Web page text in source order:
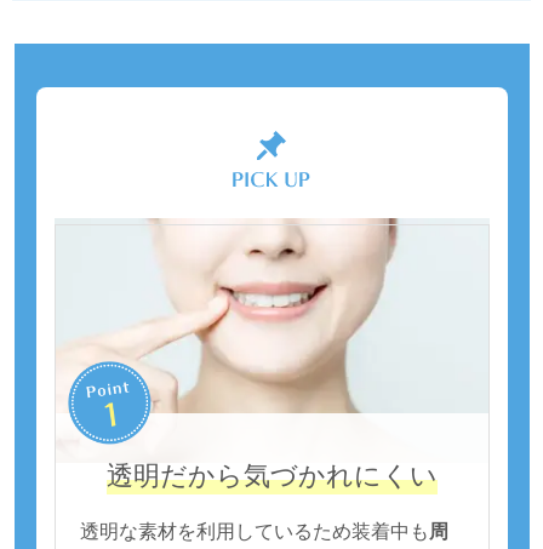
透明だから気づかれにくい
透明な素材を利用しているため装着中も 周